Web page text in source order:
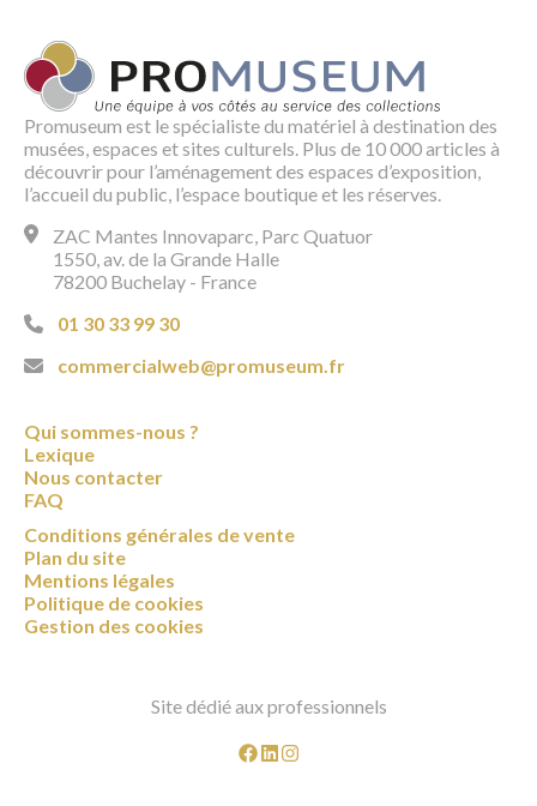
Promuseum est le spécialiste du matériel à destination des
musées, espaces et sites culturels. Plus de 10 000 articles à
découvrir pour l’aménagement des espaces d’exposition,
l’accueil du public, l’espace boutique et les réserves.
ZAC Mantes Innovaparc, Parc Quatuor
1550, av. de la Grande Halle
78200 Buchelay - France
01 30 33 99 30
commercialweb@promuseum.fr
Qui sommes-nous ?
Lexique
Nous contacter
FAQ
Conditions générales de vente
Plan du site
Mentions légales
Politique de cookies
Gestion des cookies
Site dédié aux professionnels